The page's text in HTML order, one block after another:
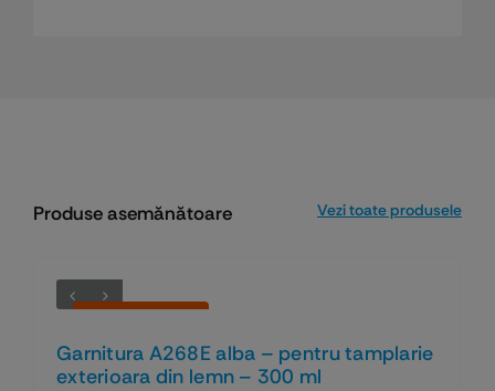
Produse asemănătoare Vezi toate produsele
Economiseşti 33%
Garnitura A268E alba – pentru tamplarie
exterioara din lemn – 300 ml